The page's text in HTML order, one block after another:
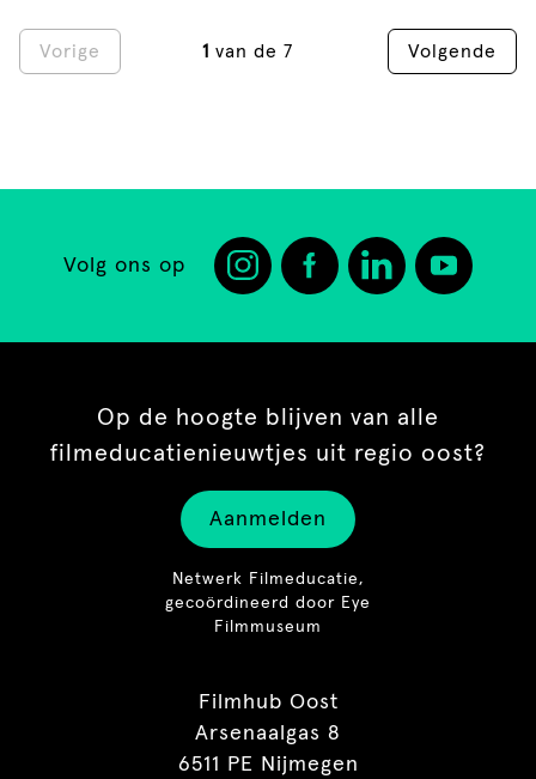
Vorige 1 van de 7 Volgende
Volg ons op
Op de hoogte blijven van alle
filmeducatienieuwtjes uit regio oost?
Aanmelden
Netwerk Filmeducatie,
gecoördineerd door Eye
Filmmuseum
Filmhub Oost
Arsenaalgas 8
6511 PE Nijmegen